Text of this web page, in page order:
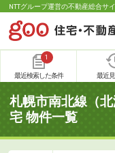
NTTグループ運営の不動産総合サ
1
最近検索した条件 最近
札幌市南北線（
宅 物件一覧